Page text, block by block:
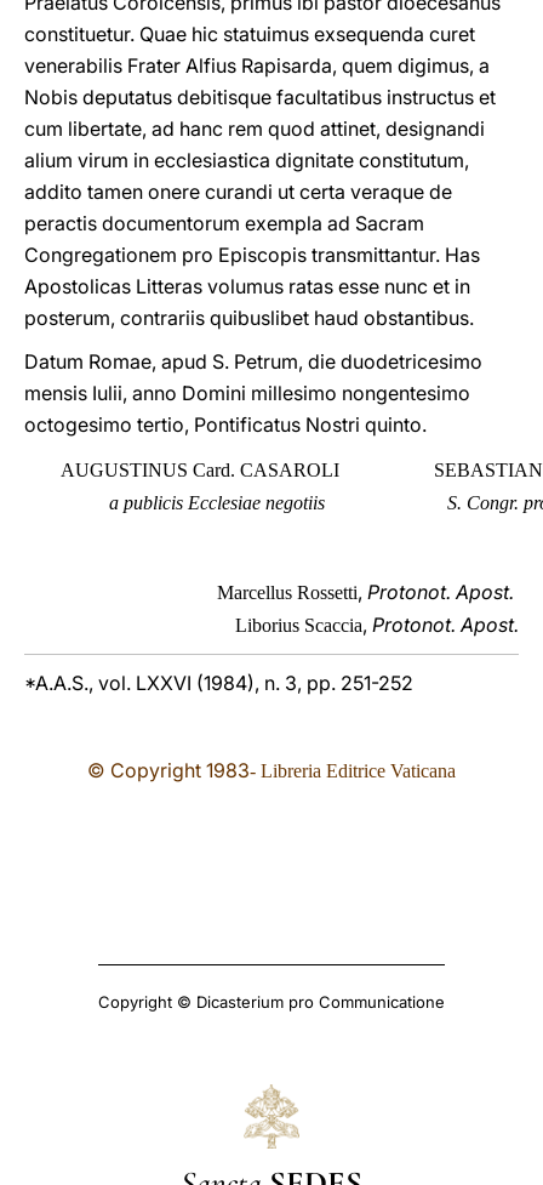
constituetur. Quae hic statuimus exsequenda curet
venerabilis Frater Alfius Rapisarda, quem digimus, a
Nobis deputatus debitisque facultatibus instructus et
cum libertate, ad hanc rem quod attinet, designandi
alium virum in ecclesiastica dignitate constitutum,
addito tamen onere curandi ut certa veraque de
peractis documentorum exempla ad Sacram
Congregationem pro Episcopis transmittantur. Has
Apostolicas Litteras volumus ratas esse nunc et in
posterum, contrariis quibuslibet haud obstantibus.
Datum Romae, apud S. Petrum, die duodetricesimo
mensis Iulii, anno Domini millesimo nongentesimo
octogesimo tertio, Pontificatus Nostri quinto.
AUGUSTINUS Card. CASAROLI
a publicis Ecclesiae negotiis
S. Congr.
Marcellus Rossetti, Protonot. Apost.
Liborius Scaccia, Protonot. Apost.
*A.A.S., vol. LXXVI (1984), n. 3, pp. 251-252
© Copyright 1983- Libreria Editrice Vaticana
Copyright © Dicasterium pro Communicatione